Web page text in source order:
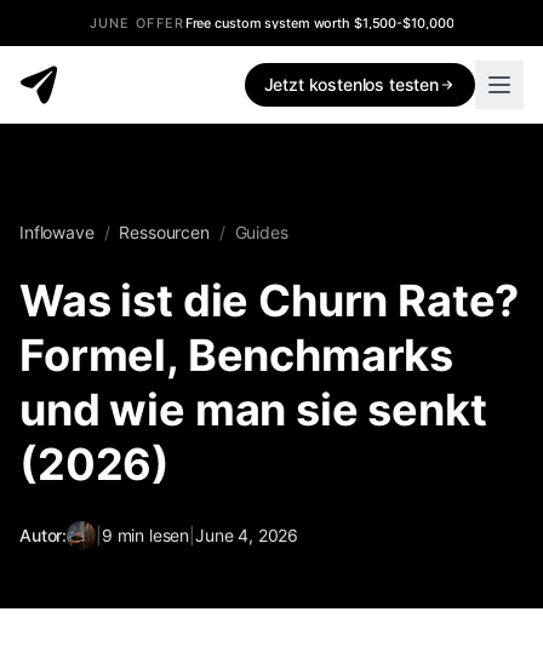
JUNE OFFERFree custom system worth $1,500-$10,000
Jetzt kostenlos testen
Inflowave / Ressourcen / Guides
Was ist die Churn Rate?
Formel, Benchmarks
und wie man sie senkt
(2026)
Autor: 9 min lesen June 4, 2026